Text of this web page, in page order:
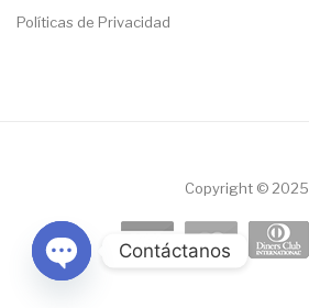
Políticas de Privacidad
Copyright © 2025
Contáctanos